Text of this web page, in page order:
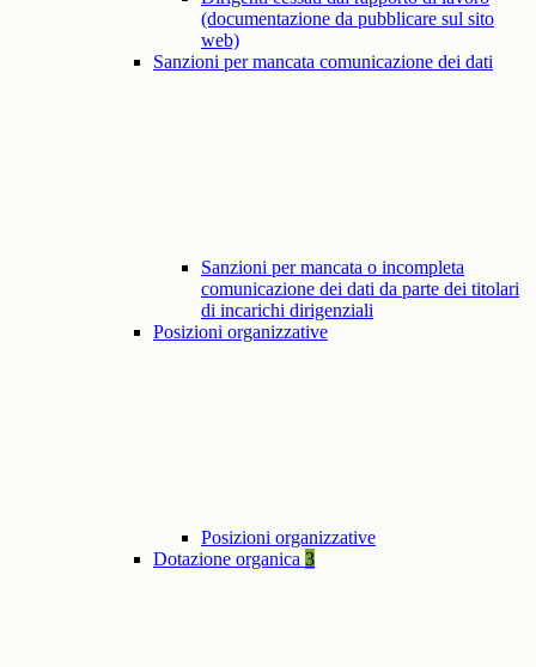
(documentazione da pubblicare sul sito
web)
Sanzioni per mancata comunicazione dei dati
Sanzioni per mancata o incompleta
comunicazione dei dati da parte dei titolari
di incarichi dirigenziali
Posizioni organizzative
Posizioni organizzative
Dotazione organica 3